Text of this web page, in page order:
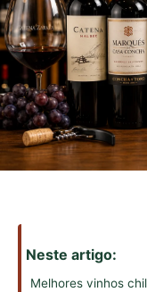
Neste artigo:
Melhores vinhos